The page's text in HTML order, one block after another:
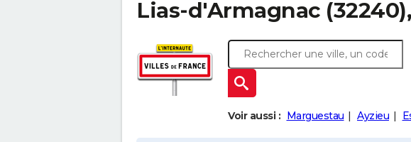
Lias-d'Armagnac
Voir aussi : Marguestau Ayzieu